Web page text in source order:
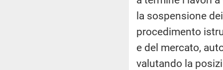
la sospensione
procedimento
e del mercato,
valutando la